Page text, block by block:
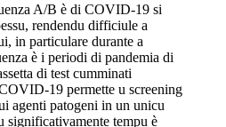
A/B è di COVID-19 si
rendendu difficiule a
in particulare durante a
è i periodi di pandemia di
di test cumminati
19 permette u screening
agenti patogeni in un unicu
significativamente tempu è